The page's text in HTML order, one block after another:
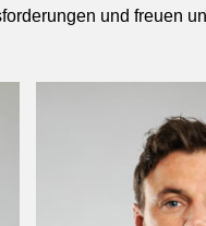
und freuen